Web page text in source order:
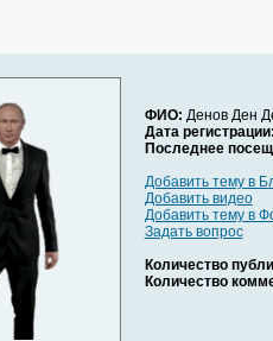
ФИО: Денов Ден
Дата регистрации:
Последнее
Добавить тему в
Добавить видео
Добавить тему в
Задать вопрос
Количество
Количество